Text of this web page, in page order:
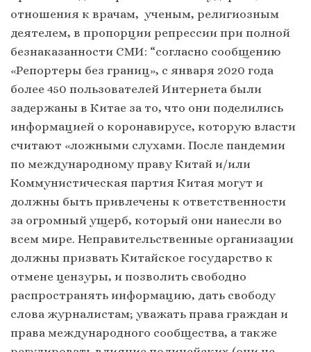
отношения к врачам, ученым, религиозным
деятелем, в пропорции репрессии при полной
безнаказанности СМИ: “согласно сообщению
«Репортеры без границ», с января 2020 года
более 450 пользователей Интернета были
задержаны в Китае за то, что они поделились
информацией о коронавирусе, которую власти
считают «ложными слухами. После пандемии
по международному праву Китай и/или
Коммунистическая партия Китая могут и
должны быть привлечены к ответственности
за огромный ущерб, который они нанесли во
всем мире. Неправительственные организации
должны призвать Китайское государство к
отмене цензуры, и позволить свободно
распространять информацию, дать свободу
слова журналистам; уважать права граждан и
права международного сообщества, а также